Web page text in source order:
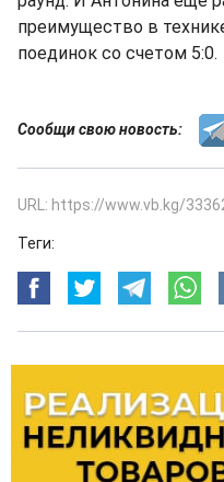
преимущество в
поединок со счетом 5:0.
Сообщи свою новость:
URL: https://www.vb.kg/
Теги: